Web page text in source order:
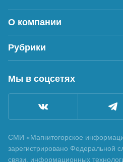
О компании
Рубрики
Мы в соцсетях
СМИ «Магнитогорское
зарегистрировано Федеральной
связи, информационных